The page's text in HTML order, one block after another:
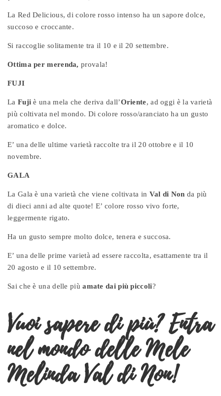
La Red Delicious, di colore rosso intenso ha un sapore dolce,
succoso e croccante.
Si raccoglie solitamente tra il 10 e il 20 settembre.
Ottima per merenda, provala!
FUJI
La Fuji è una mela che deriva dall’Oriente, ad oggi è la varietà
più coltivata nel mondo. Di colore rosso/aranciato ha un gusto
aromatico e dolce.
E’ una delle ultime varietà raccolte tra il 20 ottobre e il 10
novembre.
GALA
La Gala è una varietà che viene coltivata in Val di Non da più
di dieci anni ad alte quote! E’ colore rosso vivo forte,
leggermente rigato.
Ha un gusto sempre molto dolce, tenera e succosa.
E’ una delle prime varietà ad essere raccolta, esattamente tra il
20 agosto e il 10 settembre.
Sai che è una delle piùamate dai più piccoli?
Vuoi sapere di più? Entra
nel mondo delle Mele
Melinda Val di Non!